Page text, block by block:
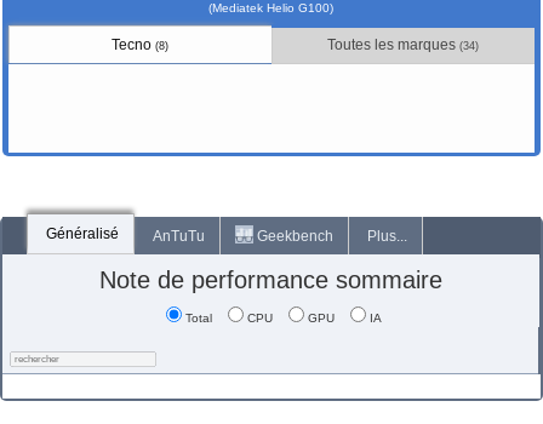
(Mediatek Helio G100)
Tecno(8) Toutes les marques(34)
Généralisé AnTuTu Geekbench Plus...
Note de performance sommaire
Total CPU GPU IA